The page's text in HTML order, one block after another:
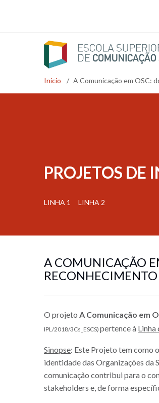
Navegação
Início / A Comunicação em OSC:
PROJETOS DE
LINHA 1 LINHA 2
A COMUNICAÇÃO
RECONHECIMENTO
O projeto A Comunicação em
IPL/2018/3Cs_ESCS) pertence à Linha
Sinopse: Este Projeto tem como
identidade das Organizações da
comunicação contribui para o
stakeholders e, de forma